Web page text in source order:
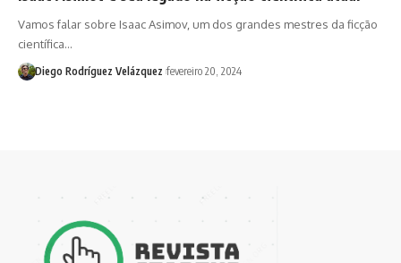
Vamos falar sobre Isaac Asimov, um dos grandes mestres da ficção
científica…
Diego Rodríguez Velázquez fevereiro 20, 2024